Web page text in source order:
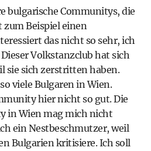
bulgarische Communitys, die
Beispiel einen
das nicht so sehr, ich
Volkstanzclub hat sich
sie sich zerstritten haben.
viele Bulgaren in Wien.
hier nicht so gut. Die
in Wien mag mich nicht
ein Nestbeschmutzer, weil
Bulgarien kritisiere. Ich soll